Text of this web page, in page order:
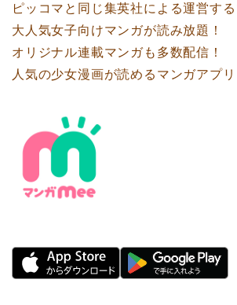
ピッコマと同じ集英社による運営する
大人気女子向けマンガが読み放題！
オリジナル連載マンガも多数配信！
人気の少女漫画が読めるマンガアプリ